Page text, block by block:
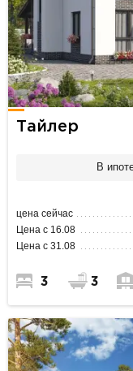
Тайлер
В
цена сейчас
Цена с 16.08
Цена с 31.08
3 3